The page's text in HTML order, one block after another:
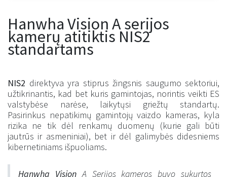
Hanwha Vision A serijos
kamerų atitiktis NIS2
standartams
NIS2 direktyva yra stiprus žingsnis saugumo sektoriui,
užtikrinantis, kad bet kuris gamintojas, norintis veikti ES
valstybėse narėse, laikytųsi griežtų standartų.
Pasirinkus nepatikimų gamintojų vaizdo kameras, kyla
rizika ne tik dėl renkamų duomenų (kurie gali būti
jautrūs ir asmeniniai), bet ir dėl galimybės didesniems
kibernetiniams išpuoliams.
Hanwha VisionA Serijos kameros buvo sukurtos